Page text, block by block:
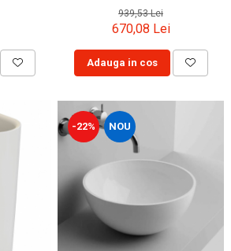
939,53 Lei
670,08 Lei
Adauga in cos
-22% NOU